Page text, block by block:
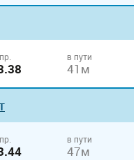
в пути
41м
в пути
47м